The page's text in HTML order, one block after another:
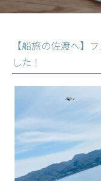
【船旅の佐渡へ】
した！